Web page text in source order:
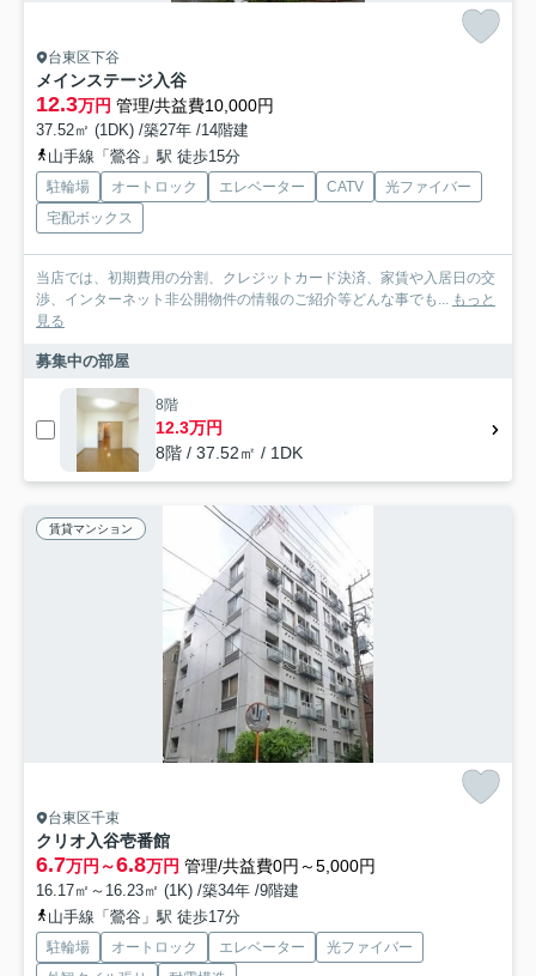
台東区下谷
メインステージ入谷
12.3万円 管理/共益費10,000円
37.52㎡ (1DK) /築27年 /14階建
山手線「鶯谷」駅 徒歩15分
駐輪場 オートロック エレベーター CATV
光ファイバー
宅配ボックス
当店では、初期費用の分割、クレジットカード決済、家賃や入居日の交
渉、インターネット非公開物件の情報のご紹介等どんな事でも... もっと
見る
募集中の部屋
8階
12.3万円
8階 / 37.52㎡ / 1DK
賃貸マンション
台東区千束
クリオ入谷壱番館
6.7万円～6.8万円 管理/共益費0円～5,000円
16.17㎡～16.23㎡ (1K) /築34年 /9階建
山手線「鶯谷」駅 徒歩17分
駐輪場 オートロック エレベーター
光ファイバー